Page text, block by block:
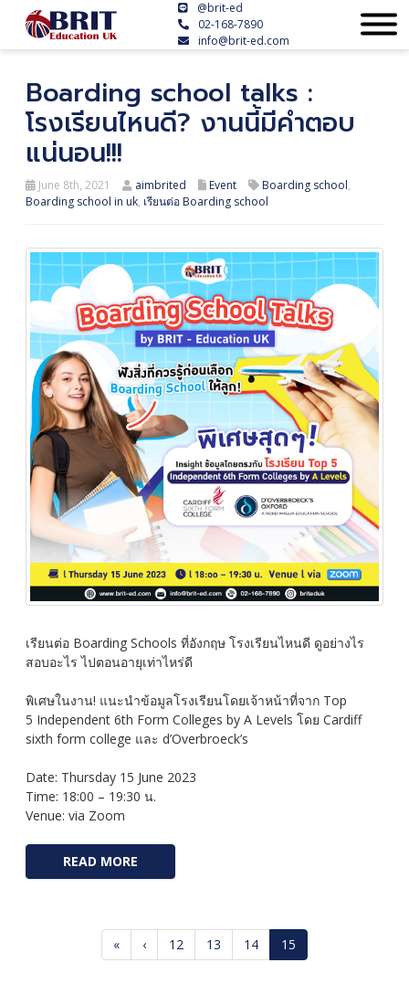
@brit-ed
02-168-7890
info@brit-ed.com
Boarding school talks :
โรงเรียนไหนดี? งานนี้มีคำตอบ
แน่นอน!!!
June 8th, 2021 aimbrited Event Boarding school,
Boarding school in uk, เรียนต่อ Boarding school
เรียนต่อ Boarding Schools ที่อังกฤษ โรงเรียนไหนดี ดูอย่างไร
สอบอะไร ไปตอนอายุเท่าไหร่ดี
พิเศษในงาน! แนะนำข้อมูลโรงเรียนโดยเจ้าหน้าที่จาก Top
5 Independent 6th Form Colleges by A Levels โดย Cardiff
sixth form college และ d’Overbroeck’s
Date: Thursday 15 June 2023
Time: 18:00 – 19:30 น.
Venue: via Zoom
READ MORE
« ‹ 12 13 14 15